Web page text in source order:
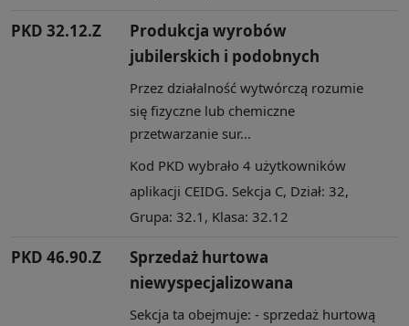
PKD 32.12.Z
Produkcja wyrobów
jubilerskich i podobnych
Przez działalność wytwórczą rozumie
się fizyczne lub chemiczne
przetwarzanie sur...
Kod PKD wybrało 4 użytkowników
aplikacji CEIDG. Sekcja C, Dział: 32,
Grupa: 32.1, Klasa: 32.12
PKD 46.90.Z
Sprzedaż hurtowa
niewyspecjalizowana
Sekcja ta obejmuje: - sprzedaż hurtową